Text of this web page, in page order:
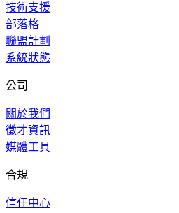
技術支援
部落格
聯盟計劃
系統狀態
公司
關於我們
徵才資訊
媒體工具
合規
信任中心